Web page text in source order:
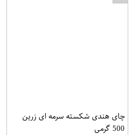
چای هندی شکسته سرمه ای زرین
500 گرمی